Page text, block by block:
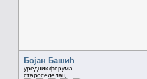
Бојан Башић
уредник форума
староседелац